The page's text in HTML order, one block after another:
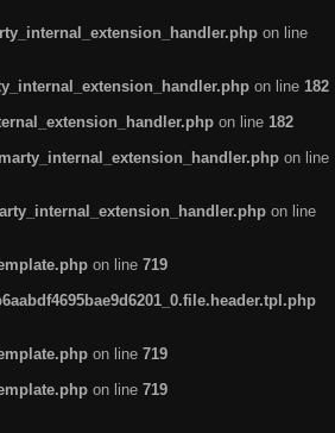
on line
on line 182
on line 182
on line
on line
on line 719
on line 719
on line 719